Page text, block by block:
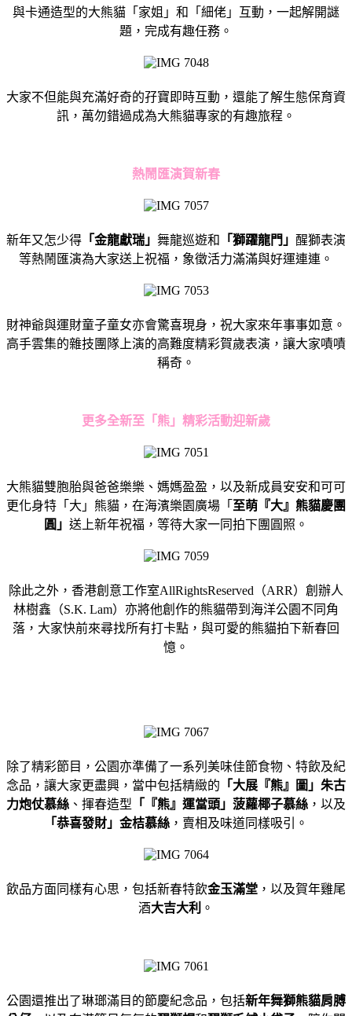
與卡通造型的大熊貓「家姐」和「細佬」互動， 一起解開謎
題，完成有趣任務。
大家不但能與充滿好奇的孖寶即時互動，還能了解生態保育資
訊， 萬勿錯過成為大熊貓專家的有趣旅程。
熱鬧匯演賀新春
新年又怎少得 「金龍獻瑞」 舞龍巡遊和 「獅躍龍門」 醒獅表演
等熱鬧 匯演為大家送上祝福，象徵活力滿滿與好運連連。
財神爺與運財童子童女亦會驚喜現身，祝大家來年事事如意。
高手雲集的雜技團隊上演的高難度精彩賀歲表演，讓大家嘖嘖
稱奇。
更多全新至「熊」精彩活動迎新歲
大熊貓雙胞胎與爸爸樂樂、媽媽盈盈， 以及新成員安安和可可
更化身特「大」熊貓，在海濱樂園廣場「 至萌 『大』熊貓慶團
圓」 送上新年祝福，等待大家一同拍下團圓照。
除此之外，香港創意工作室AllRightsReserved（ARR）創辦人
林樹鑫（S.K. Lam）亦將他創作的熊貓帶到海洋公園不同角
落， 大家快前來尋找所有打卡點，與可愛的熊貓拍下新春回
憶。
除了精彩節目，公園亦準備了一系列美味佳節食物、特飲及紀
念品， 讓大家更盡興，當中包括精緻的 「大展『熊』圖」朱古
力炮仗慕絲 、 揮春造型 「『熊』運當頭」菠蘿椰子慕絲 ，以及
「恭喜發財」 金桔慕絲 ，賣相及味道同樣吸引。
飲品方面同樣有心思， 包括新春特飲金玉滿堂 ，以及賀年雞尾
酒大吉大利 。
公園還推出了琳瑯滿目的節慶紀念品，包括新年舞獅熊貓肩膊